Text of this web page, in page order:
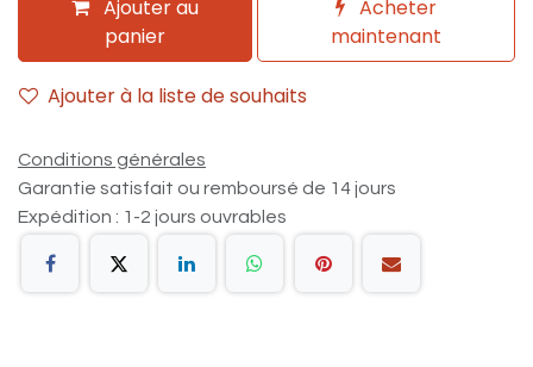
Ajouter au
panier
Acheter
maintenant
Ajouter à la liste de souhaits
Conditions générales
Garantie satisfait ou remboursé de 14 jours
Expédition : 1-2 jours ouvrables